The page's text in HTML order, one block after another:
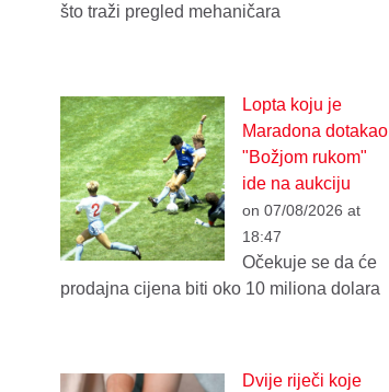
što traži pregled mehaničara
Lopta koju je
Maradona dotakao
"Božjom rukom"
ide na aukciju
on 07/08/2026 at
18:47
Očekuje se da će
prodajna cijena biti oko 10 miliona dolara
Dvije riječi koje